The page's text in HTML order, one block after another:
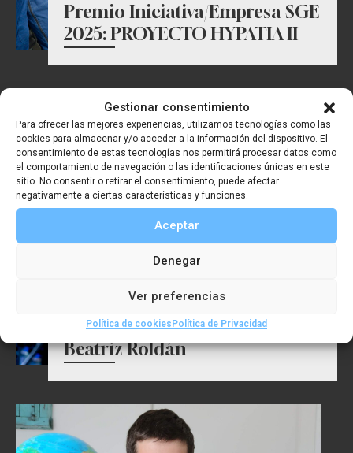
Gestionar consentimiento
Para ofrecer las mejores experiencias, utilizamos tecnologías como las
cookies para almacenar y/o acceder a la información del dispositivo. El
consentimiento de estas tecnologías nos permitirá procesar datos como
el comportamiento de navegación o las identificaciones únicas en este
sitio. No consentir o retirar el consentimiento, puede afectar
negativamente a ciertas características y funciones.
Aceptar
Denegar
Ver preferencias
Política de cookiesPolítica de Privacidad
Premio Iniciativa/Empresa SGE
2025: PROYECTO HYPATIA II
Premio Investigación SGE 2025:
Beatriz Roldán